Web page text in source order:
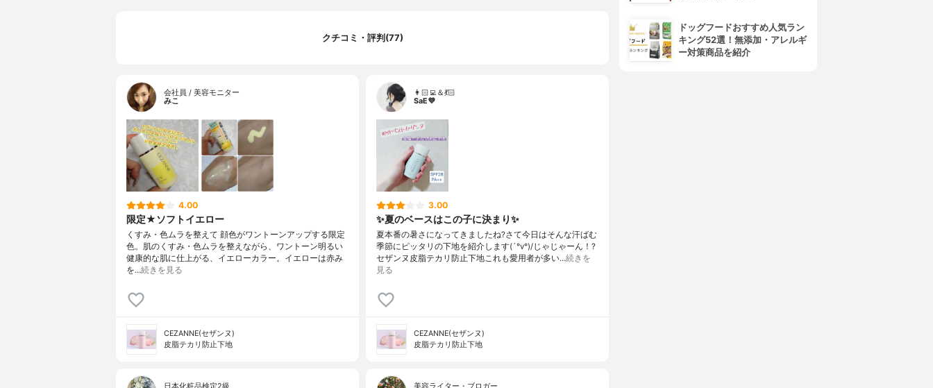
クチコミ・評判(77)
会社員 / 美容モニター
みこ
4.00
限定★ソフトイエロー
くすみ・色ムラを整えて 顔色がワントーンアップする限定
色。肌のくすみ・色ムラを整えながら、ワントーン明るい
健康的な肌に仕上がる、イエローカラー。イエローは赤み
を…続きを見る
CEZANNE(セザンヌ)
皮脂テカリ防止下地
👩🏻‍💻＆💃🏻
SaE💜
3.00
✨夏のベースはこの子に決まり✨
夏本番の暑さになってきましたね?さて今日はそんな汗ばむ
季節にピッタリの下地を紹介します(´°v°)/じゃじゃーん！?
セザンヌ皮脂テカリ防止下地これも愛用者が多い…続きを
見る
CEZANNE(セザンヌ)
皮脂テカリ防止下地
日本化粧品検定2級
美容ライター・ブロガー
ドッグフードおすすめ人気ラン
キング52選！無添加・アレルギ
ー対策商品を紹介